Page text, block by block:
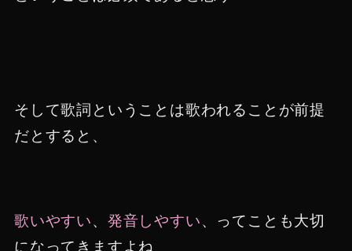
そして歌詞ということは歌われることが前提
だとすると、
歌いやすい、 発音しやすい、ってことも大切
になってきますよね